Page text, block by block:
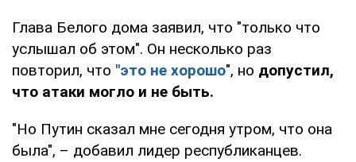
Глава Белого дома заявил, что "только что
услышал об этом". Он несколько раз
повторил, что "это не хорошо", но допустил,
что атаки могло и не быть.
"Но Путин сказал мне сегодня утром, что она
была", – добавил лидер республиканцев.